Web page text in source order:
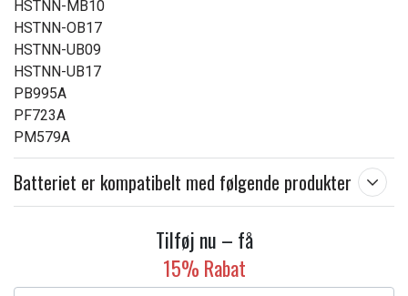
HSTNN-MB10
HSTNN-OB17
HSTNN-UB09
HSTNN-UB17
PB995A
PF723A
PM579A
Batteriet er kompatibelt med følgende produkter
Tilføj nu – få
15% Rabat